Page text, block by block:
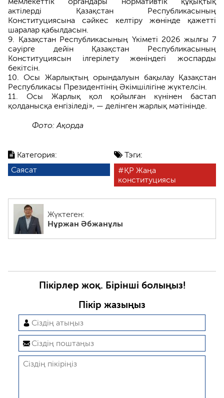
Категория:
Саясат
Тэги:
ҚР Жаңа
конституциясы
Жүктеген:
Нұржан Әбжанұлы
актілерді Қазақстан Республикасының
Конституциясына сәйкес келтіру жөнінде қажетті
шаралар қабылдасын.
Қазақстан Республикасының Үкіметі 2026 жылғы 7
сәуірге дейін Қазақстан Республикасының
Конституциясын ілгерілету жөніндегі жоспарды
бекітсін.
Осы Жарлықтың орындалуын бақылау Қазақстан
Республикасы Президентінің Әкімшілігіне жүктелсін.
Осы Жарлық қол қойылған күнінен бастап
қолданысқа енгізіледі», — делінген жарлық мәтінінде.
Фото: Ақорда
Пікірлер жоқ. Бірінші болыңыз!
Пікір жазыңыз